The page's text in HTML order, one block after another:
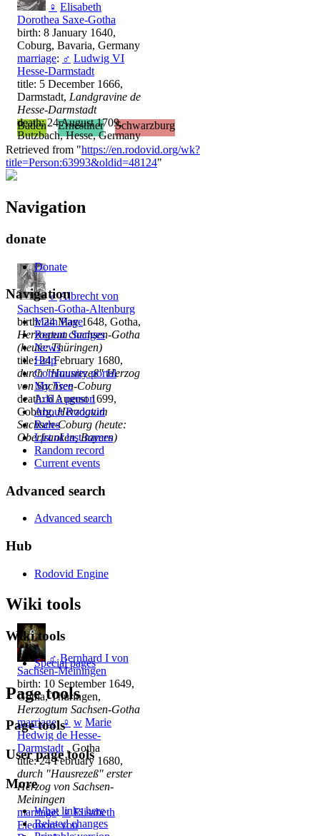
♀ Elisabeth
Dorothea Saxe-Gotha
birth: 8 January 1640,
Coburg, Bavaria, Germany
marriage: ♂ Ludwig VI
Hesse-Darmstadt
title: 5 December 1666,
Darmstadt, Landgravine de
Hesse-Darmstadt
death: 24 August 1709,
Butzbach, Hesse, Germany
♂Albrecht von
Sachsen-Gotha-Altenburg
birth: 24 May 1648, Gotha,
Herzogtum Sachsen-Gotha
(heute: Thüringen)
title: 24 February 1680,
durch "Hausrezeß" Herzog
von Sachsen-Coburg
death: 6 August 1699,
Coburg,Herzogtum
Sachsen-Coburg (heute:
Oberfranken, Bayern)
♂ Bernhard I von
Sachsen-Meiningen
birth: 10 September 1649,
Gotha, Thüringen,
Herzogtum Sachsen-Gotha
marriage:♀ w Marie
Hedwig de Hesse-
Darmstadt , Gotha
title: 24 February 1680,
durch "Hausrezeß" erster
Herzog von Sachsen-
Meiningen
marriage:♀ Elisabeth
Eleonore von
Baden Ernestiner
Schwarzburg
Retrieved from "https://en.rodovid.org/wk?
title=Person:63993&oldid=48124"
Navigation
donate
Donate
Navigation
Main Page
Recent changes
News
Help
Community portal
My Tree
Add a person
About Rodovid
Rules
List of last names
Random record
Current events
Advanced search
Advanced search
Hub
Rodovid Engine
Wiki tools
Wiki tools
Special pages
Page tools
Page tools
User page tools
More
What links here
Related changes